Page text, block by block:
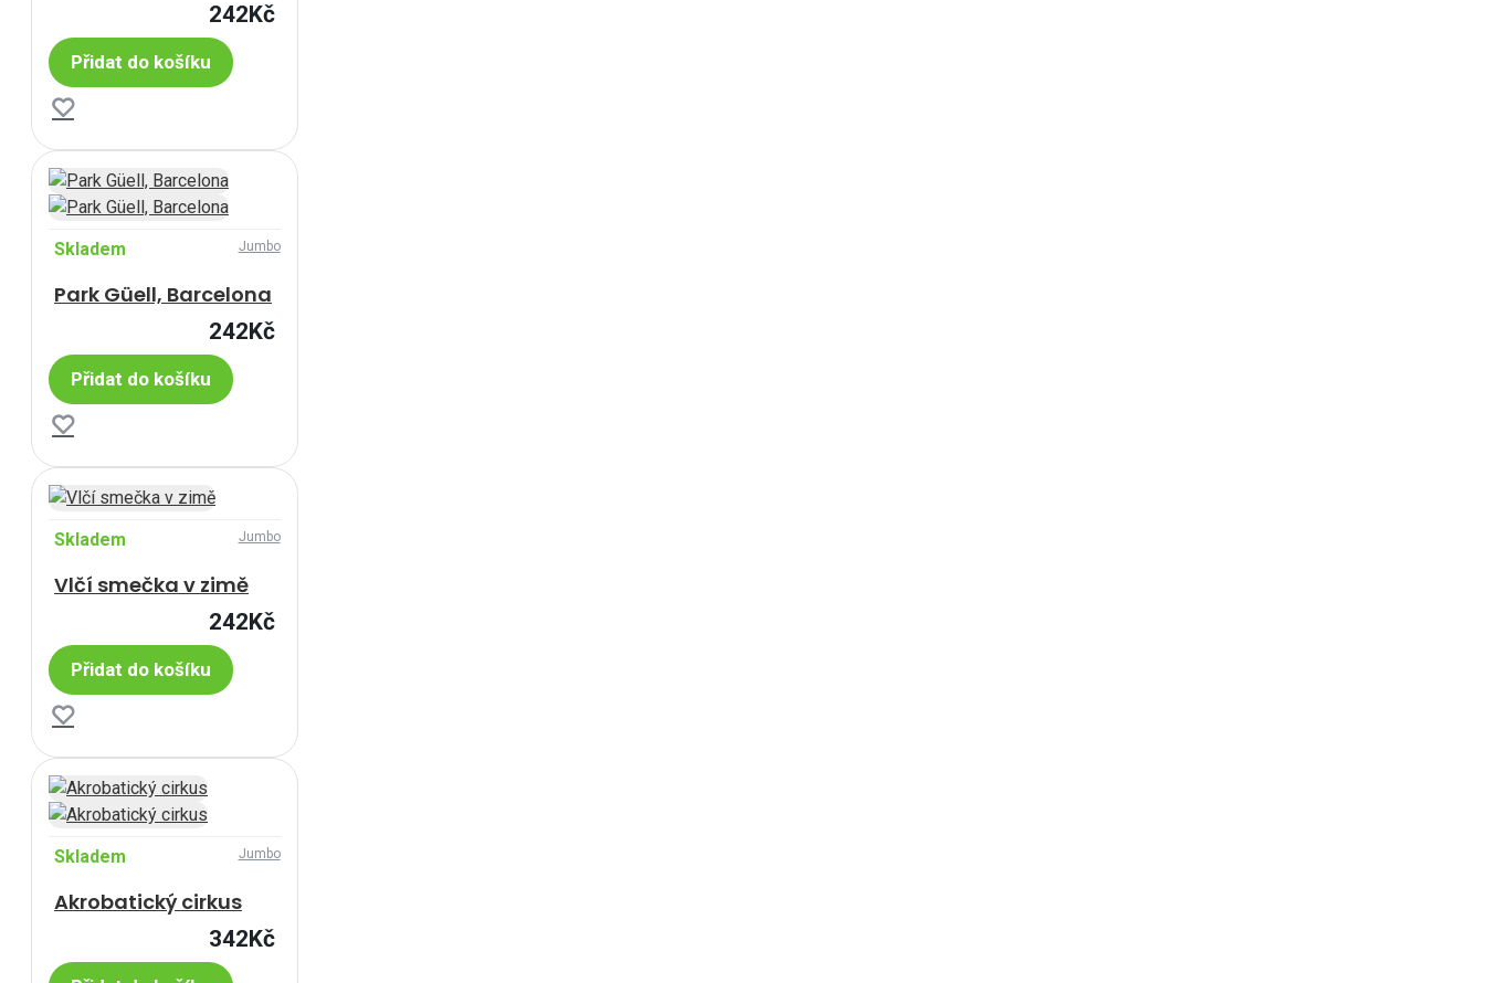
242Kč
Přidat do košíku
Skladem Jumbo
Park Güell, Barcelona
242Kč
Přidat do košíku
Skladem Jumbo
Vlčí smečka v zimě
242Kč
Přidat do košíku
Skladem Jumbo
Akrobatický cirkus
342Kč